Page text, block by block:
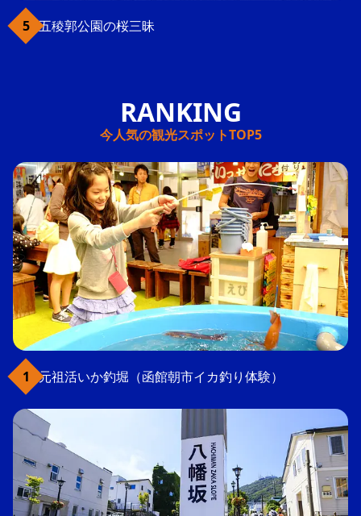
五稜郭公園の桜三昧
今人気の観光スポットTOP5
元祖活いか釣堀（函館朝市イカ釣り体験）